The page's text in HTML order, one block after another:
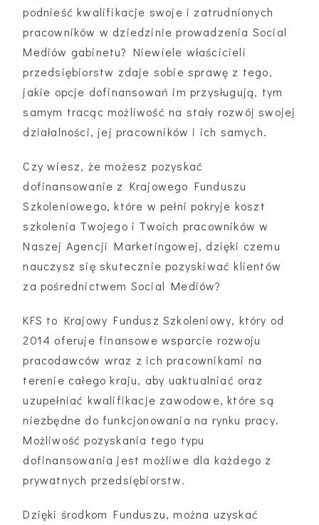
podnieść kwalifikacje swoje i zatrudnionych
pracowników w dziedzinie prowadzenia Social
Mediów gabinetu? Niewiele właścicieli
przedsiębiorstw zdaje sobie sprawę z tego,
jakie opcje dofinansowań im przysługują, tym
samym tracąc możliwość na stały rozwój swojej
działalności, jej pracowników i ich samych.
Czy wiesz, że możesz pozyskać
dofinansowanie z Krajowego Funduszu
Szkoleniowego, które w pełni pokryje koszt
szkolenia Twojego i Twoich pracowników w
Naszej Agencji Marketingowej, dzięki czemu
nauczysz się skutecznie pozyskiwać klientów
za pośrednictwem Social Mediów?
KFS to Krajowy Fundusz Szkoleniowy, który od
2014 oferuje finansowe wsparcie rozwoju
pracodawców wraz z ich pracownikami na
terenie całego kraju, aby uaktualniać oraz
uzupełniać kwalifikacje zawodowe, które są
niezbędne do funkcjonowania na rynku pracy.
Możliwość pozyskania tego typu
dofinansowania jest możliwe dla każdego z
prywatnych przedsiębiorstw.
Dzięki środkom Funduszu, można uzyskać